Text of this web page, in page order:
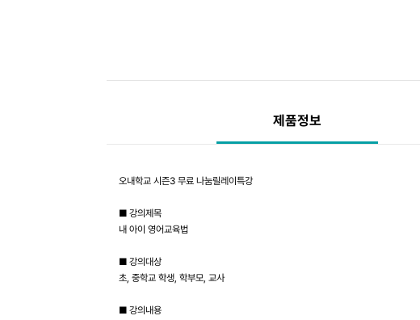
제품정보
오내학교 시즌3 무료 나눔릴레이특강
■ 강의제목
내 아이 영어교육법
■ 강의대상
초, 중학교 학생, 학부모, 교사
■ 강의내용